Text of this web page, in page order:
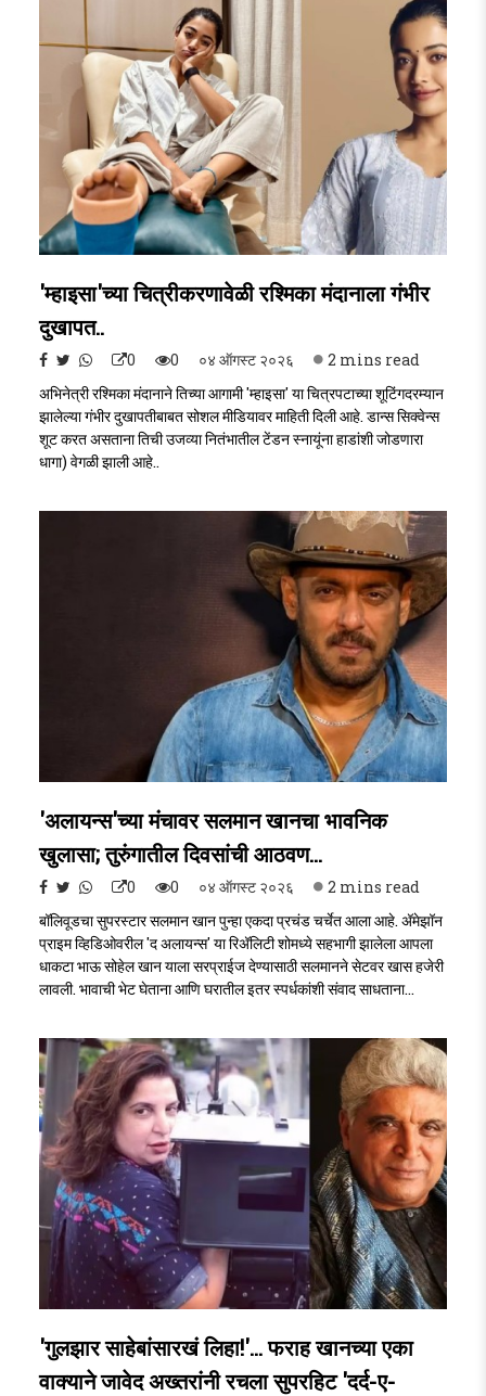
'म्हाइसा'च्या चित्रीकरणावेळी रश्मिका मंदानाला गंभीर
दुखापत..
0 0 ०४ ऑगस्ट २०२६
2 mins read
अभिनेत्री रश्मिका मंदानाने तिच्या आगामी 'म्हाइसा' या चित्रपटाच्या शूटिंगदरम्यान
झालेल्या गंभीर दुखापतीबाबत सोशल मीडियावर माहिती दिली आहे. डान्स सिक्वेन्स
शूट करत असताना तिची उजव्या नितंभातील टेंडन स्नायूंना हाडांशी जोडणारा
धागा) वेगळी झाली आहे..
'अलायन्स'च्या मंचावर सलमान खानचा भावनिक
खुलासा; तुरुंगातील दिवसांची आठवण...
0 0 ०४ ऑगस्ट २०२६
2 mins read
बॉलिवूडचा सुपरस्टार सलमान खान पुन्हा एकदा प्रचंड चर्चेत आला आहे. अ‍ॅमेझॉन
प्राइम व्हिडिओवरील 'द अलायन्स' या रिअ‍ॅलिटी शोमध्ये सहभागी झालेला आपला
धाकटा भाऊ सोहेल खान याला सरप्राईज देण्यासाठी सलमानने सेटवर खास हजेरी
लावली. भावाची भेट घेताना आणि घरातील इतर स्पर्धकांशी संवाद साधताना
दिवसांना उजाळा दिलाSalman Khan)..
'गुलझार साहेबांसारखं लिहा!'... फराह खानच्या एका
वाक्याने जावेद अख्तरांनी रचला सुपरहिट 'दर्द-ए-